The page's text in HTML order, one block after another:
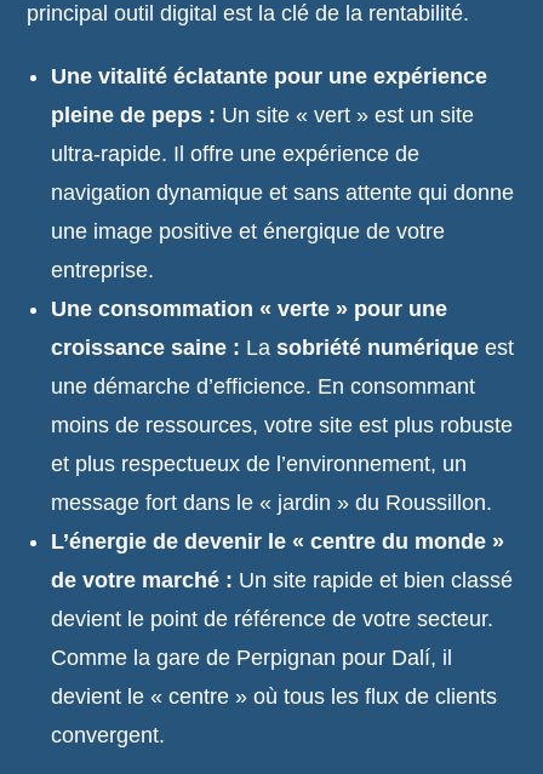
principal outil digital est la clé de la rentabilité.
Une vitalité éclatante pour une expérience
pleine de peps : Un site « vert » est un site
ultra-rapide. Il offre une expérience de
navigation dynamique et sans attente qui donne
une image positive et énergique de votre
entreprise.
Une consommation « verte » pour une
croissance saine : Lasobriété numérique est
une démarche d’efficience. En consommant
moins de ressources, votre site est plus robuste
et plus respectueux de l’environnement, un
message fort dans le « jardin » du Roussillon.
L’énergie de devenir le « centre du monde »
de votre marché : Un site rapide et bien classé
devient le point de référence de votre secteur.
Comme la gare de Perpignan pour Dalí, il
devient le « centre » où tous les flux de clients
convergent.